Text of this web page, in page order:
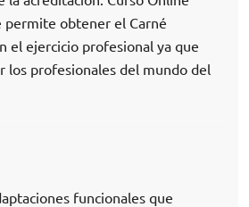
permite obtener el Carné
el ejercicio profesional ya que
los profesionales del mundo del
funcionales que